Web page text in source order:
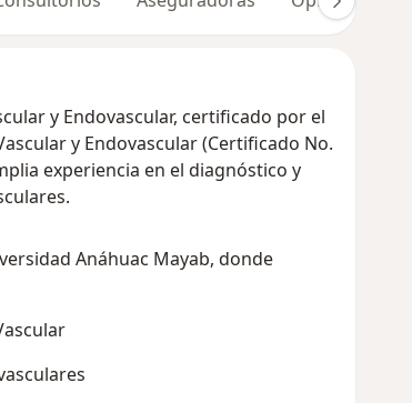
y Endovascular, certificado por el
y Endovascular (Certificado No.
experiencia en el diagnóstico y
Anáhuac Mayab, donde